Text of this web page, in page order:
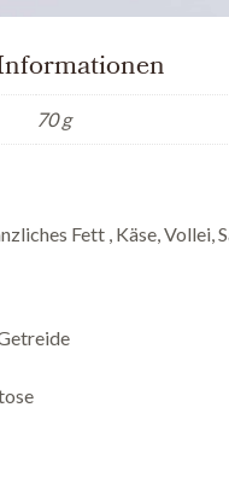
70 g
Fett , Käse,